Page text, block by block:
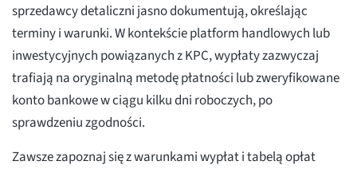
sprzedawcy detaliczni jasno dokumentują, określając
terminy i warunki. W kontekście platform handlowych lub
inwestycyjnych powiązanych z KPC, wypłaty zazwyczaj
trafiają na oryginalną metodę płatności lub zweryfikowane
konto bankowe w ciągu kilku dni roboczych, po
sprawdzeniu zgodności.
Zawsze zapoznaj się z warunkami wypłat i tabelą opłat